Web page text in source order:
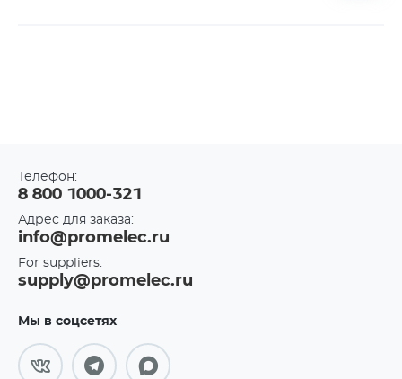
Телефон:
8 800 1000-321
Адрес для заказа:
info@promelec.ru
For suppliers:
supply@promelec.ru
Мы в соцсетях